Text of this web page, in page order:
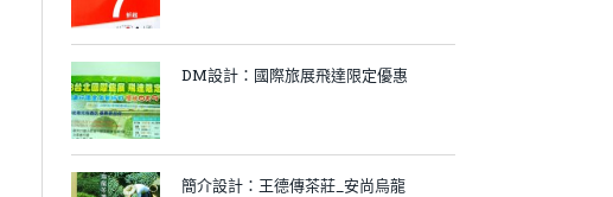
DM設計：國際旅展飛達限定優惠
簡介設計：王德傳茶莊_安尚烏龍